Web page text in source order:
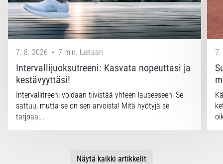
7. 8. 2026 • 7 min. luetaan
Intervallijuoksutreeni: Kasvata nopeuttasi ja
kestävyyttäsi!
Intervallitreeni voidaan tiivistää yhteen lauseeseen: Se
sattuu, mutta se on sen arvoista! Mitä hyötyjä se
tarjoaa,…
7.
Näytä kaikki artikkelit